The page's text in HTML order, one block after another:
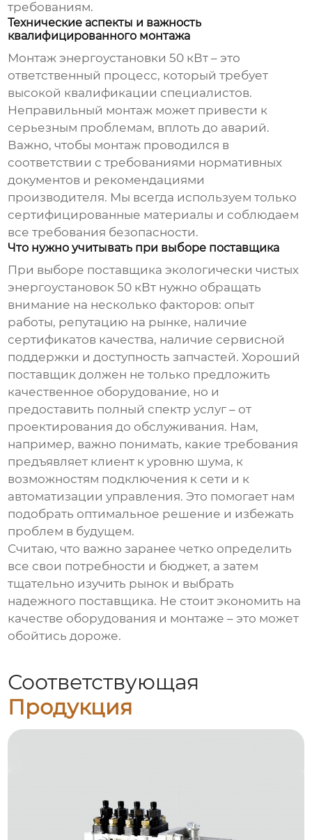
требованиям.
Технические аспекты и важность
квалифицированного монтажа
Монтажэнергоустановки 50 кВт – это
ответственный процесс, который требует
высокой квалификации специалистов.
Неправильный монтаж может привести к
серьезным проблемам, вплоть до аварий.
Важно, чтобы монтаж проводился в
соответствии с требованиями нормативных
документов и рекомендациями
производителя. Мы всегда используем только
сертифицированные материалы и соблюдаем
все требования безопасности.
Что нужно учитывать при выборе поставщика
При выборе поставщикаэкологически чистых
энергоустановок 50 кВт нужно обращать
внимание на несколько факторов: опыт
работы, репутацию на рынке, наличие
сертификатов качества, наличие сервисной
поддержки и доступность запчастей. Хороший
поставщик должен не только предложить
качественное оборудование, но и
предоставить полный спектр услуг – от
проектирования до обслуживания. Нам,
например, важно понимать, какие требования
предъявляет клиент к уровню шума, к
возможностям подключения к сети и к
автоматизации управления. Это помогает нам
подобрать оптимальное решение и избежать
проблем в будущем.
Считаю, что важно заранее четко определить
все свои потребности и бюджет, а затем
тщательно изучить рынок и выбрать
надежного поставщика. Не стоит экономить на
качестве оборудования и монтаже – это может
обойтись дороже.
Соответствующая
Продукция